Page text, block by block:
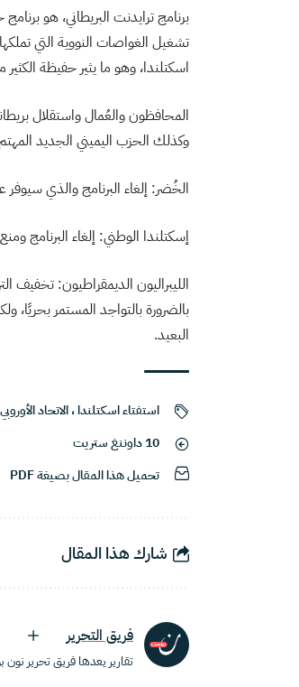
برنامج ترايدنت البريطاني، هو
تشغيل الغواصات النووية التي
اسكتلندا، وهو ما يثير حفيظة الكثير
المحافظون والعُمال واستقلال
وكذلك الحزب اليميني الجديد المهتم
الخُضر: إلغاء البرنامج والذي سيوفر
إسكتلندا الوطني: إلغاء البرنامج
الليبراليون الديمقراطيون: تخفيف
بالضرورة بالتواجد المستمر
البعيد.
استفتاء اسكتلندا،الاتحاد الأوروبي
10 داوننغ ستريت
تحميل هذا المقال بصيغة PDF
شارك هذا المقال
فريق التحرير
تقارير يعدها فريق تحرير